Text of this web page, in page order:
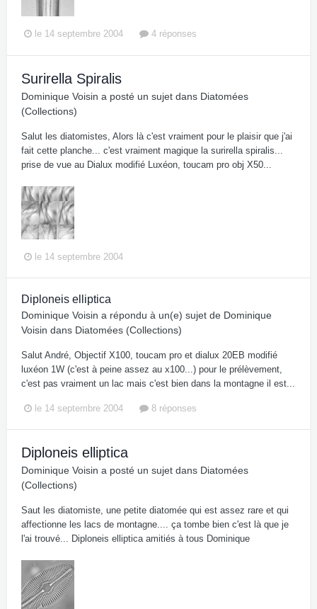
le 14 septembre 2004 4 réponses
Surirella Spiralis
Dominique Voisin a posté un sujet dans Diatomées
(Collections)
Salut les diatomistes, Alors là c'est vraiment pour le plaisir que j'ai
fait cette planche... c'est vraiment magique la surirella spiralis...
prise de vue au Dialux modifié Luxéon, toucam pro obj X50...
le 14 septembre 2004
Diploneis elliptica
Dominique Voisin a répondu à un(e) sujet de Dominique
Voisin dans Diatomées (Collections)
Salut André, Objectif X100, toucam pro et dialux 20EB modifié
luxéon 1W (c'est à peine assez au x100...) pour le prélèvement,
c'est pas vraiment un lac mais c'est bien dans la montagne il est...
le 14 septembre 2004 8 réponses
Diploneis elliptica
Dominique Voisin a posté un sujet dans Diatomées
(Collections)
Saut les diatomiste, une petite diatomée qui est assez rare et qui
affectionne les lacs de montagne.... ça tombe bien c'est là que je
l'ai trouvé... Diploneis elliptica amitiés à tous Dominique